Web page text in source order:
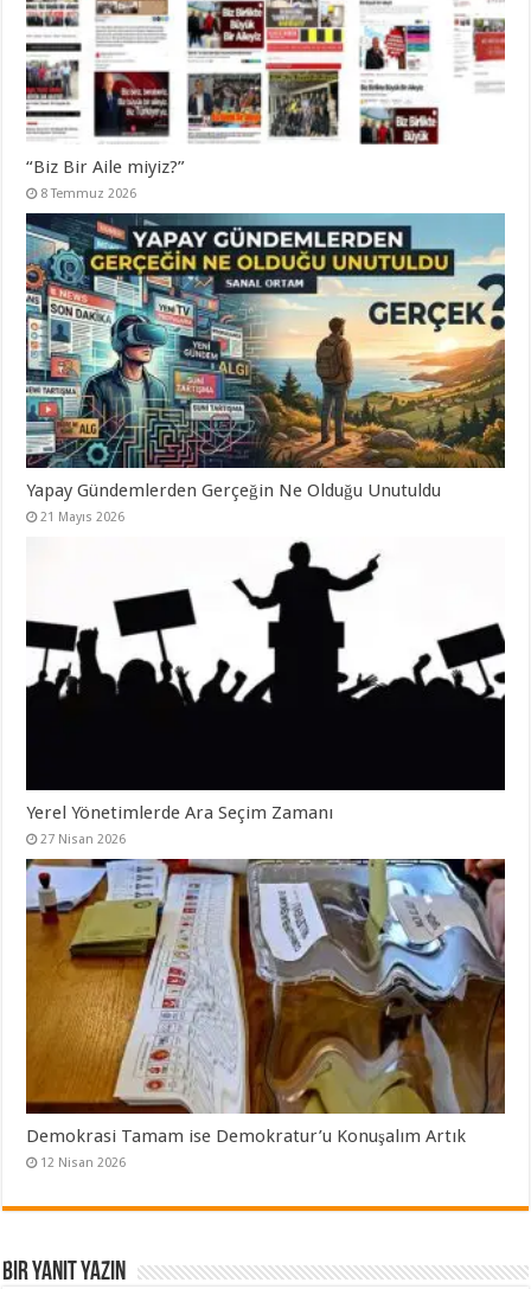
“Biz Bir Aile miyiz?”
8 Temmuz 2026
Yapay Gündemlerden Gerçeğin Ne Olduğu Unutuldu
21 Mayıs 2026
Yerel Yönetimlerde Ara Seçim Zamanı
27 Nisan 2026
Demokrasi Tamam ise Demokratur’u Konuşalım Artık
12 Nisan 2026
Bir yanıt yazın